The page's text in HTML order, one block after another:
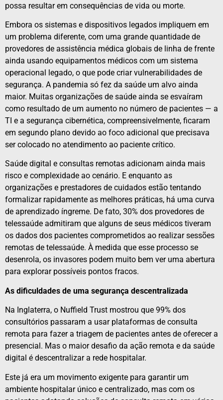
possa resultar em consequências de vida ou morte.
Embora os sistemas e dispositivos legados impliquem em
um problema diferente, com uma grande quantidade de
provedores de assistência médica globais de linha de frente
ainda usando equipamentos médicos com um sistema
operacional legado, o que pode criar vulnerabilidades de
segurança. A pandemia só fez da saúde um alvo ainda
maior. Muitas organizações de saúde ainda se esvaíram
como resultado de um aumento no número de pacientes — a
TI e a segurança cibernética, compreensivelmente, ficaram
em segundo plano devido ao foco adicional que precisava
ser colocado no atendimento ao paciente crítico.
Saúde digital e consultas remotas adicionam ainda mais
risco e complexidade ao cenário. E enquanto as
organizações e prestadores de cuidados estão tentando
formalizar rapidamente as melhores práticas, há uma curva
de aprendizado íngreme. De fato, 30% dos provedores de
telessaúde admitiram que alguns de seus médicos tiveram
os dados dos pacientes comprometidos ao realizar sessões
remotas de telessaúde. À medida que esse processo se
desenrola, os invasores podem muito bem ver uma abertura
para explorar possíveis pontos fracos.
As dificuldades de uma segurança descentralizada
Na Inglaterra, o Nuffield Trust mostrou que 99% dos
consultórios passaram a usar plataformas de consulta
remota para fazer a triagem de pacientes antes de oferecer a
presencial. Mas o maior desafio da ação remota e da saúde
digital é descentralizar a rede hospitalar.
Este já era um movimento exigente para garantir um
ambiente hospitalar único e centralizado, mas com os